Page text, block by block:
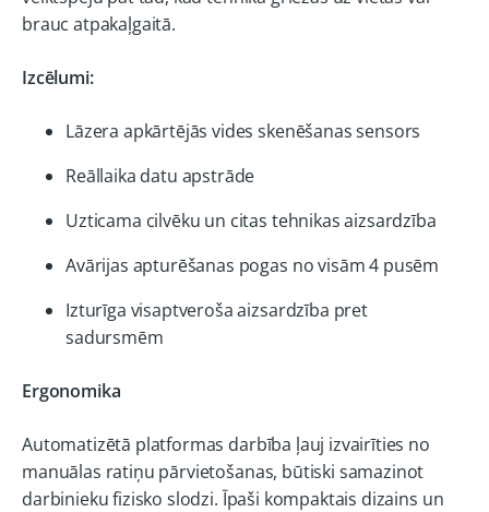
brauc atpakaļgaitā.
Izcēlumi:
Lāzera apkārtējās vides skenēšanas sensors
Reāllaika datu apstrāde
Uzticama cilvēku un citas tehnikas aizsardzība
Avārijas apturēšanas pogas no visām 4 pusēm
Izturīga visaptveroša aizsardzība pret
sadursmēm
Ergonomika
Automatizētā platformas darbība ļauj izvairīties no
manuālas ratiņu pārvietošanas, būtiski samazinot
darbinieku fizisko slodzi. Īpaši kompaktais dizains un